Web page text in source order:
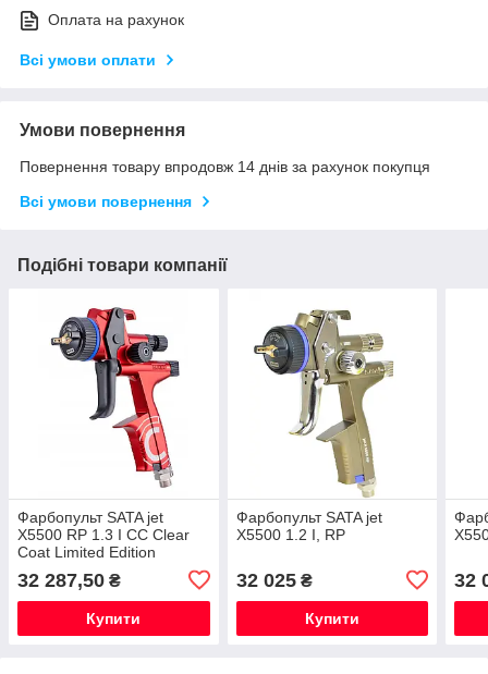
Оплата на рахунок
Всі умови оплати
Умови повернення
Повернення товару впродовж 14 днів за рахунок покупця
Всі умови повернення
Подібні товари компанії
Фарбопульт SATA jet
X5500 RP 1.3 I CC Clear
Coat Limited Edition
32 287,50 ₴
Купити
Фарбопульт SATA jet
X5500 1.2 I, RP
32 025₴
Купити
32